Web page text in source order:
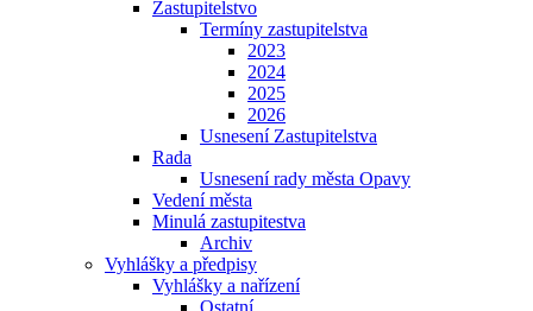
Zastupitelstvo
Termíny zastupitelstva
2023
2024
2025
2026
Usnesení Zastupitelstva
Rada
Usnesení rady města Opavy
Vedení města
Minulá zastupitestva
Archiv
Vyhlášky a předpisy
Vyhlášky a nařízení